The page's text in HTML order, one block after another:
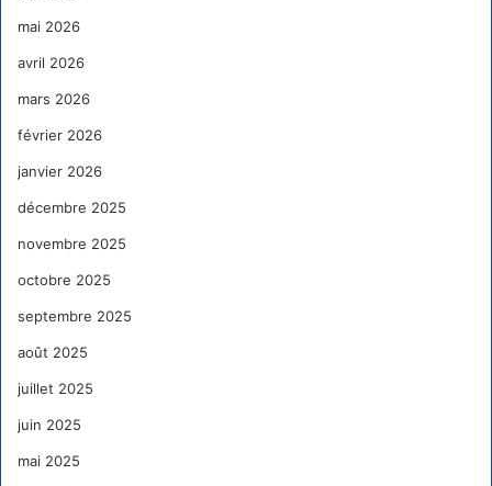
mai 2026
avril 2026
mars 2026
février 2026
janvier 2026
décembre 2025
novembre 2025
octobre 2025
septembre 2025
août 2025
juillet 2025
juin 2025
mai 2025